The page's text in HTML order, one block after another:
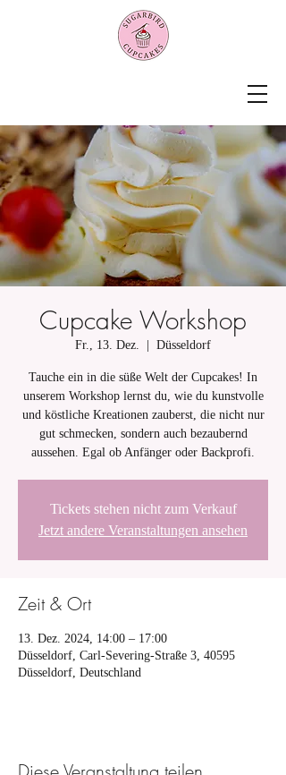
Cupcake Workshop
Fr., 13. Dez. Düsseldorf
Tauche ein in die süße Welt der Cupcakes! In
unserem Workshop lernst du, wie du kunstvolle
und köstliche Kreationen zauberst, die nicht nur
gut schmecken, sondern auch bezaubernd
aussehen. Egal ob Anfänger oder Backprofi.
Tickets stehen nicht zum Verkauf
Jetzt andere Veranstaltungen ansehen
Zeit & Ort
13. Dez. 2024, 14:00 – 17:00
Düsseldorf, Carl-Severing-Straße 3, 40595
Düsseldorf, Deutschland